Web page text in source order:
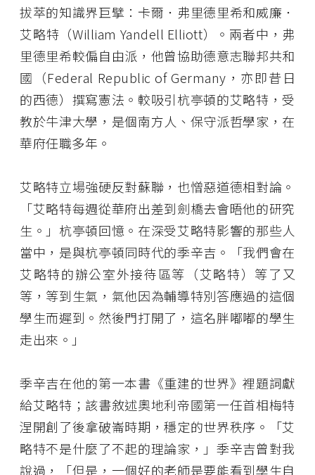
拔萃的知識界巨擘：卡爾．弗里德里希和威廉．
艾略特（William Yandell Elliott）。兩者中，弗
里德里希較偏自由派，他曾協助德意志聯邦共和
國（Federal Republic of Germany，亦即昔日
的西德）撰寫憲法。較吸引杭亭頓的艾略特，受
教於牛津大學，是個南方人、保守派哲學家，在
華府任職多年。
艾略特立場強硬反對蘇聯，也憎惡道德相對論。
「艾略特每週從華府出差到劍橋去會晤他的研究
生。」杭亭頓回憶。在深受艾略特影響的那些人
當中，是與杭亭頓同時代的季辛吉。「我們會在
艾略特的辦公室外接待區等（艾略特）等了又
等，等到生氣，氣他因為輔導特別答應過的這個
學生而遲到。然後門打開了，這名胖嘟嘟的學生
走出來。」
季辛吉在他的第一本書《重建的世界》裡題詞獻
給艾略特；該書敘述奧地利帝國第一任首相梅特
涅開創了後拿破崙時期，穩定的世界秩序。「艾
略特不是什麼了不起的理論家，」季辛吉曾對我
說過，「但是，一個好的老師是要能看到學生自